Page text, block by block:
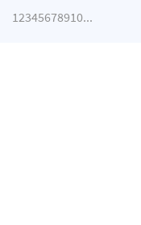
12345678910...